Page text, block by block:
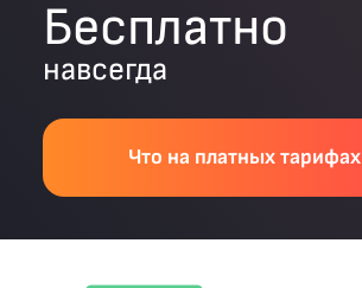
Бесплатно
навсегда
Что на платных тарифах